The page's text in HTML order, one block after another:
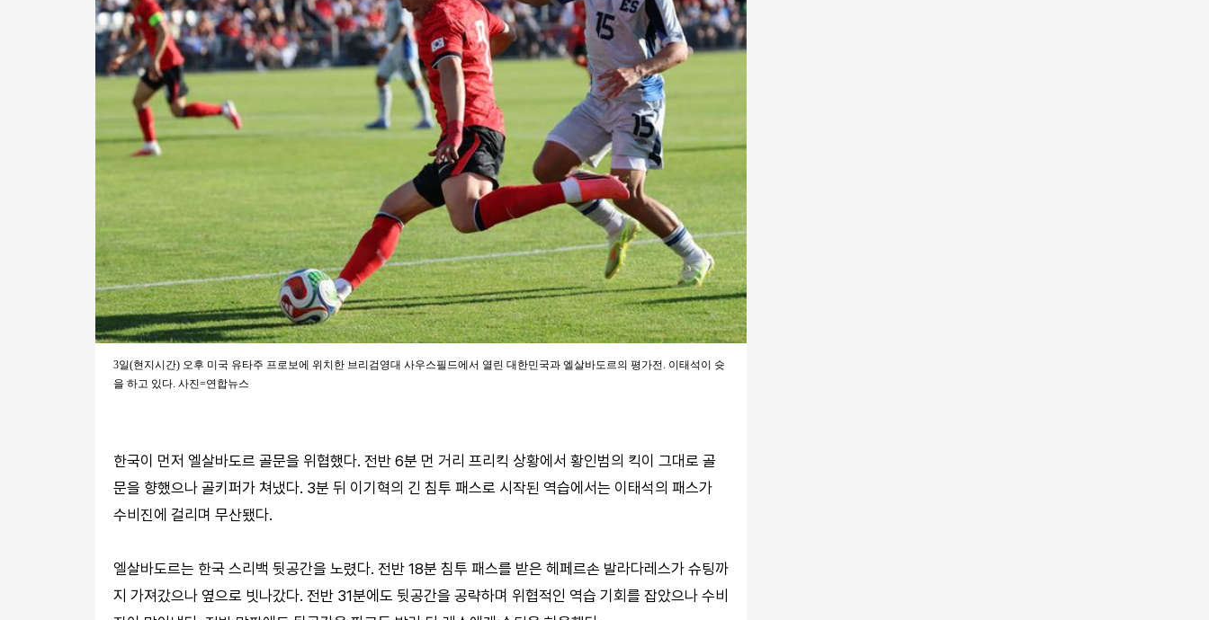
3일(현지시간) 오후 미국 유타주 프로보에 위치한 브리검영대 사우스필드에서 열린 대한민국과 엘살바도르의 평가전. 이태석이 슛
을 하고 있다. 사진=연합뉴스
한국이 먼저 엘살바도르 골문을 위협했다. 전반 6분 먼 거리 프리킥 상황에서 황인범의 킥이 그대로 골
문을 향했으나 골키퍼가 쳐냈다. 3분 뒤 이기혁의 긴 침투 패스로 시작된 역습에서는 이태석의 패스가
수비진에 걸리며 무산됐다.
엘살바도르는 한국 스리백 뒷공간을 노렸다. 전반 18분 침투 패스를 받은 헤페르손 발라다레스가 슈팅까
지 가져갔으나 옆으로 빗나갔다. 전반 31분에도 뒷공간을 공략하며 위협적인 역습 기회를 잡았으나 수비